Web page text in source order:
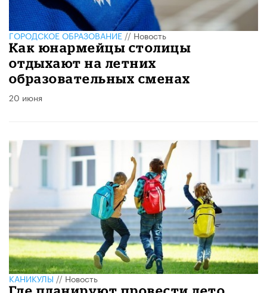
ГОРОДСКОЕ ОБРАЗОВАНИЕ//Новость
Как юнармейцы столицы
отдыхают на летних
образовательных сменах
20 июня
КАНИКУЛЫ//Новость